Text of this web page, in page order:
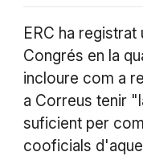
ERC ha
Congrés en la
incloure com a
a Correus tenir
suficient per
cooficials